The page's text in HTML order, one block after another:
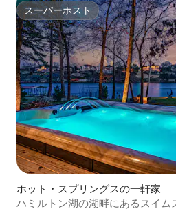
スーパーホスト
スーパーホスト
ホット・スプリングスの一軒家
ハミルトン湖の湖畔にあるスイム